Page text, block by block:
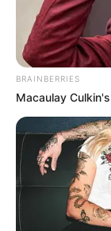
BRAINBERRIES
Macaulay